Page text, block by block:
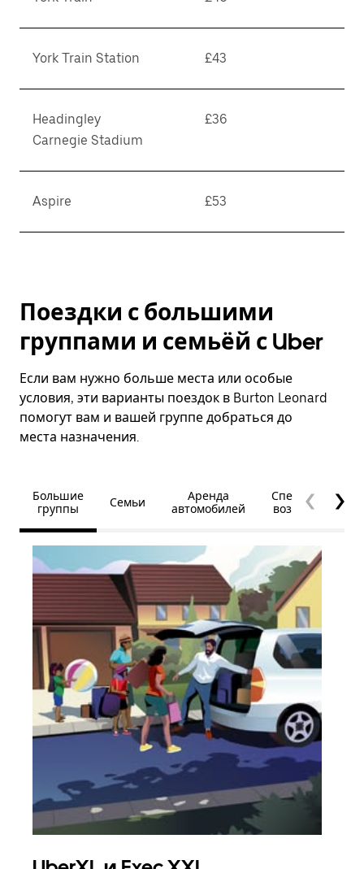
York Train Station £43
Headingley
Carnegie Stadium
£36
Aspire £53
Поездки с большими
группами и семьёй с Uber
Если вам нужно больше места или особые
условия, эти варианты поездок в Burton Leonard
помогут вам и вашей группе добраться до
места назначения.
Большие
группы
Семьи
Аренда
автомобилей
Специальные
возможности